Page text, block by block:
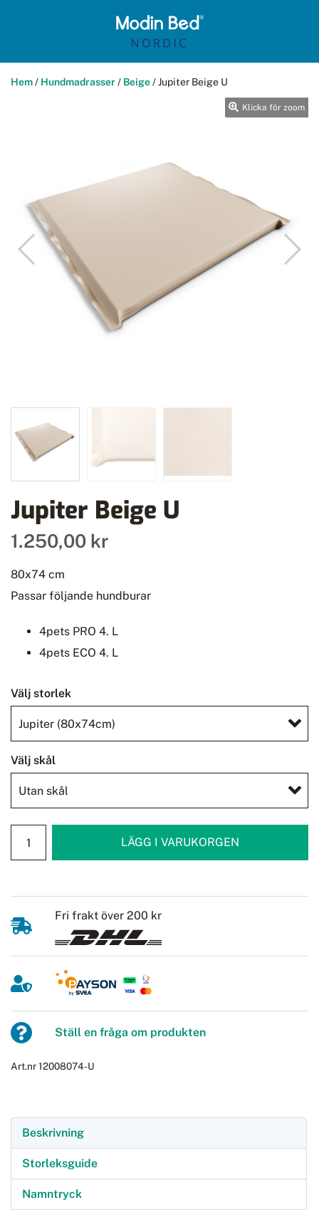
Hem/ Hundmadrasser/ Beige/Jupiter Beige U
Klicka för zoom
Jupiter Beige U
1.250,00 kr
80x74 cm
Passar följande hundburar
4pets PRO 4. L
4pets ECO 4. L
Välj storlek
Välj skål
Fri frakt över 200 kr
Ställ en fråga om produkten
Art.nr 12008074-U
Beskrivning
Storleksguide
Namntryck